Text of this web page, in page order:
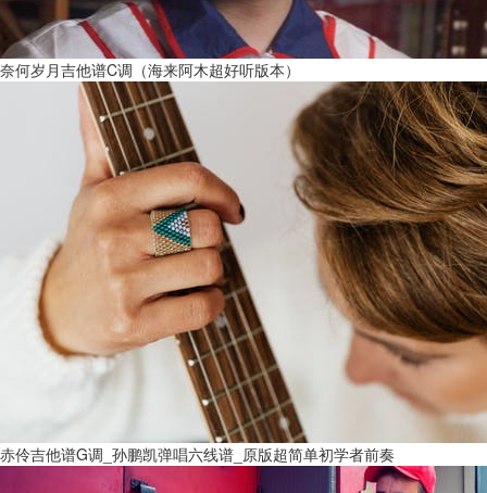
奈何岁月吉他谱C调（海来阿木超好听版本）
赤伶吉他谱G调_孙鹏凯弹唱六线谱_原版超简单初学者前奏